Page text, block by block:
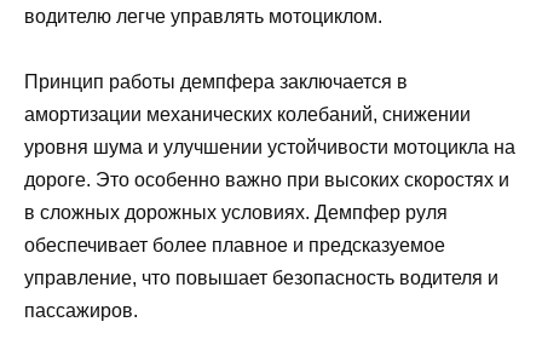
водителю легче управлять мотоциклом.
Принцип работы демпфера заключается в
амортизации механических колебаний, снижении
уровня шума и улучшении устойчивости мотоцикла на
дороге. Это особенно важно при высоких скоростях и
в сложных дорожных условиях. Демпфер руля
обеспечивает более плавное и предсказуемое
управление, что повышает безопасность водителя и
пассажиров.